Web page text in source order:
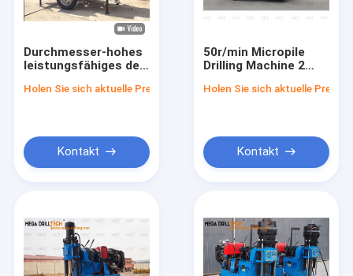
Durchmesser-hohes
leistungsfähiges der
Bohrmaschine-
Holen Sie sich aktuelle Preis
Kontakt
50r/min Micropile
Drilling Machine 2
für Rammloch
Holen Sie sich aktuelle Preis
Kontakt